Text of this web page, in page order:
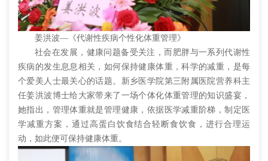
姜洪波—《代谢性疾病个性化体重管理》
社会在发展，健康问题备受关注，而肥胖与一系列代谢性
疾病的发生息息相关，如何保持健康体重，科学的减重，是每
个爱美人士最关心的话题。新乡医学院第三附属医院营养科主
任姜洪波博士给大家带来了一场个体化体重管理的知识盛宴，
她指出，管理体重就是管理健康，依据医学减重阶梯，制定医
学减重方案，通过高蛋白饮食结合轻断食饮食，进行合理运
动，如此便可保持健康体重。